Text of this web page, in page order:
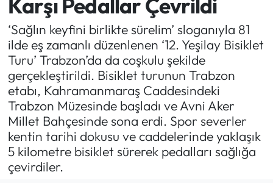
Karşı Pedallar Çevrildi
‘Sağlın keyfini birlikte sürelim’ sloganıyla 81
ilde eş zamanlı düzenlenen ‘12. Yeşilay Bisiklet
Turu’ Trabzon’da da coşkulu şekilde
gerçekleştirildi. Bisiklet turunun Trabzon
etabı, Kahramanmaraş Caddesindeki
Trabzon Müzesinde başladı ve Avni Aker
Millet Bahçesinde sona erdi. Spor severler
kentin tarihi dokusu ve caddelerinde yaklaşık
5 kilometre bisiklet sürerek pedalları sağlığa
çevirdiler.
Politika
Politik Kulis
Dünya
Magazin
Mektup Galeri
Röportaj
Tüm Manşetler
Son Dakika Haberleri
Haber Arşivi